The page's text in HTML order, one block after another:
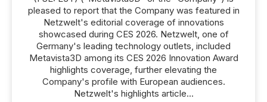
pleased to report that the Company was featured in
Netzwelt's editorial coverage of innovations
showcased during CES 2026. Netzwelt, one of
Germany's leading technology outlets, included
Metavista3D among its CES 2026 Innovation Award
highlights coverage, further elevating the
Company's profile with European audiences.
Netzwelt's highlights article...